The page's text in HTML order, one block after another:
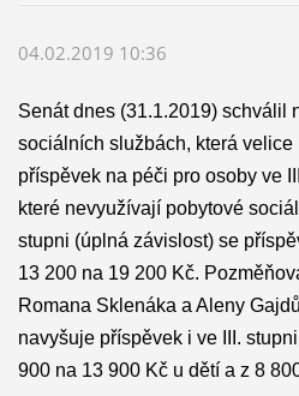
04.02.2019 10:36
Senát dnes (31.1.2019) schválil
sociálních službách, která
příspěvek na péči pro osoby ve
které nevyužívají pobytové
stupni (úplná závislost) se
13 200 na 19 200 Kč.
Romana Sklenáka a Aleny
navyšuje příspěvek i ve III.
900 na 13 900 Kč u dětí a z 8